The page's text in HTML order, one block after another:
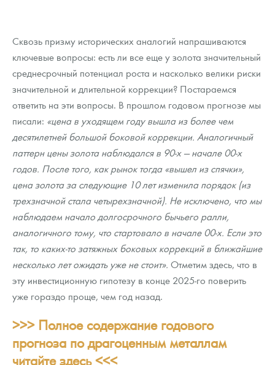
Сквозь призму исторических аналогий напрашиваются
ключевые вопросы: есть ли все еще у золота значительный
среднесрочный потенциал роста и насколько велики риски
значительной и длительной коррекции? Постараемся
ответить на эти вопросы. В прошлом годовом прогнозе мы
писали: «цена в уходящем году вышла из более чем
десятилетней большой боковой коррекции. Аналогичный
паттерн цены золота наблюдался в 90-х — начале 00-х
годов. После того, как рынок тогда «вышел из спячки»,
цена золота за следующие 10 лет изменила порядок (из
трехзначной стала четырехзначной). Не исключено, что мы
наблюдаем начало долгосрочного бычьего ралли,
аналогичного тому, что стартовало в начале 00-х. Если это
так, то каких-то затяжных боковых коррекций в ближайшие
несколько лет ожидать уже не стоит». Отметим здесь, что в
эту инвестиционную гипотезу в конце 2025-го поверить
уже гораздо проще, чем год назад.
>>> Полное содержание годового
прогноза по драгоценным металлам
читайте здесь <<<